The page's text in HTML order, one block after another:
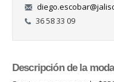
36 58 33 09
Descripción de la